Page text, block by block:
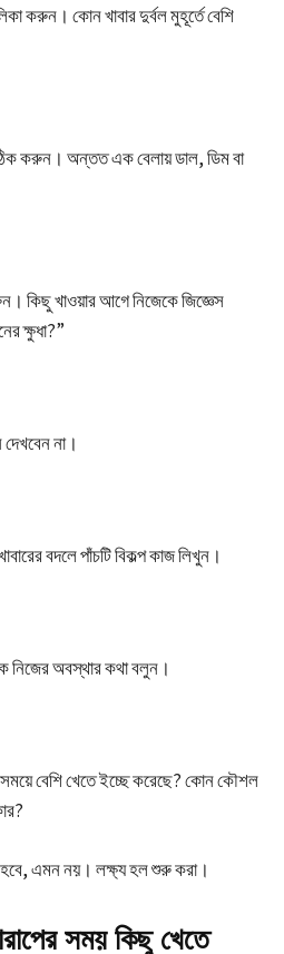
করুন। কোন খাবার দুর্বল মুহূর্তে বেশি
ঠিক করুন। অন্তত এক বেলায় ডাল, ডিম বা
কিছু খাওয়ার আগে নিজেকে জিজ্ঞেস
ক্ষুধা?”
না।
বদলে পাঁচটি বিকল্প কাজ লিখুন।
নিজের অবস্থার কথা বলুন।
বেশি খেতে ইচ্ছে করেছে? কোন কৌশল
হবে, এমন নয়। লক্ষ্য হল শুরু করা।
সময় কিছু খেতে